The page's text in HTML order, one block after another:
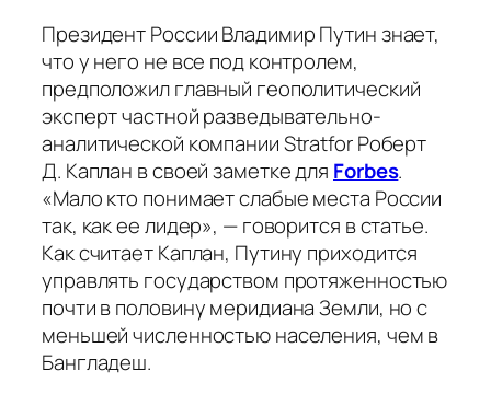
Президент России Владимир Путин знает,
что у него не все под контролем,
предположил главный геополитический
эксперт частной разведывательно-
аналитической компании Stratfor Роберт
Д. Каплан в своей заметке для Forbes.
«Мало кто понимает слабые места России
так, как ее лидер», — говорится в статье.
Как считает Каплан, Путину приходится
управлять государством протяженностью
почти в половину меридиана Земли, но с
меньшей численностью населения, чем в
Бангладеш.